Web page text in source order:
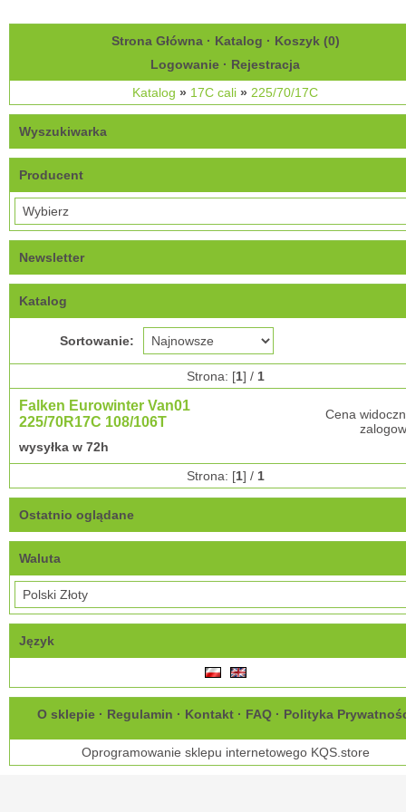
Strona Główna· Katalog · Koszyk (0)
Logowanie · Rejestracja
Katalog » 17C cali » 225/70/17C
Wyszukiwarka
Producent
Newsletter
Katalog
Sortowanie:
Strona: [1] / 1
Falken Eurowinter Van01
225/70R17C 108/106T
wysyłka w 72h
Cena
Strona: [1] / 1
Ostatnio oglądane
Waluta
Język
O sklepie · Regulamin · Kontakt · FAQ · Polityka
Oprogramowanie sklepu internetowegoKQS.store